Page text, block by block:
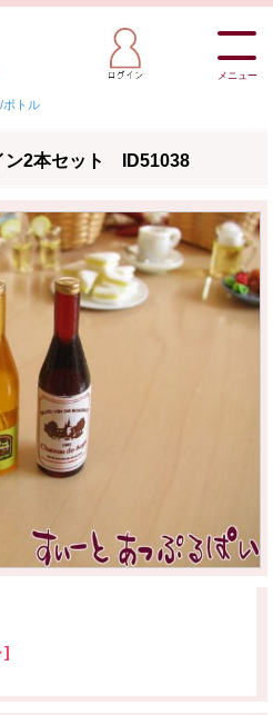
メニュー
ボトル
ン2本セット ID51038
]